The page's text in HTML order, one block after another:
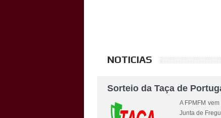
NOTICIAS
Sorteio da Taça de
A FPMFM
Junta de